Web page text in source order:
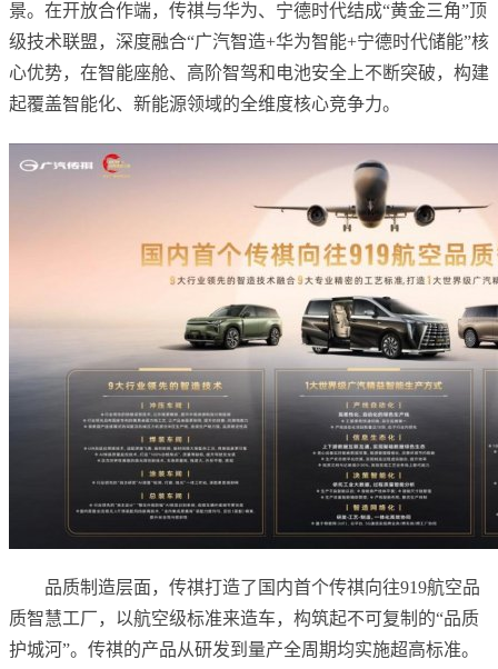
景。在开放合作端，传祺与华为、宁德时代结成“黄金三角”顶
级技术联盟，深度融合“广汽智造+华为智能+宁德时代储能”核
心优势，在智能座舱、高阶智驾和电池安全上不断突破，构建
起覆盖智能化、新能源领域的全维度核心竞争力。
品质制造层面，传祺打造了国内首个传祺向往919航空品
质智慧工厂，以航空级标准来造车，构筑起不可复制的“品质
护城河”。传祺的产品从研发到量产全周期均实施超高标准。